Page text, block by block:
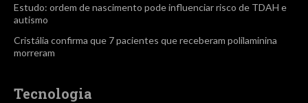
Estudo: ordem de nascimento pode influenciar risco de TDAH e
autismo
Cristália confirma que 7 pacientes que receberam polilaminina
morreram
Tecnologia